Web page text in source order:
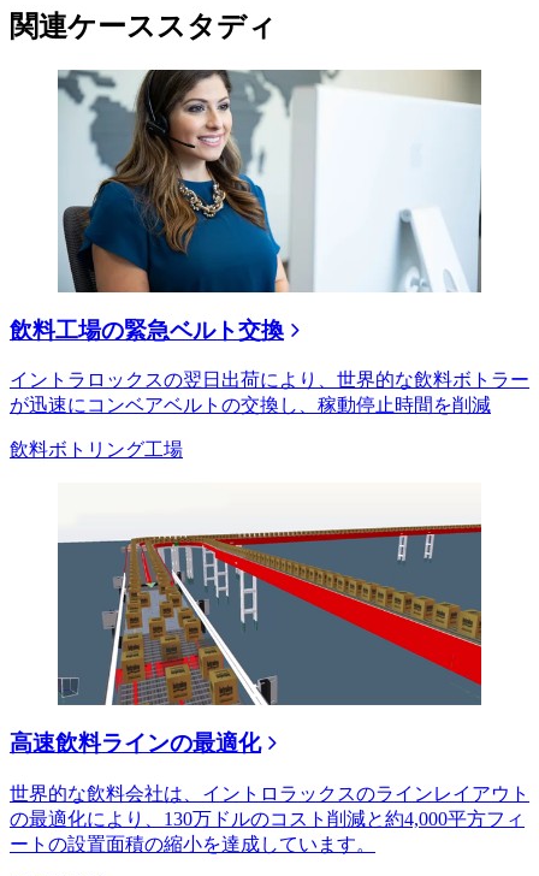
関連ケーススタディ
飲料工場の緊急ベルト交換
イントラロックスの翌日​​出荷により、世界的な飲料ボトラー
が迅速にコンベアベルトの交換し、稼動停止時間を削減
飲料ボトリング工場
高速飲料ラインの最適化
世界的な飲料会社は、イントロラックスのラインレイアウト
の最適化により、130万ドルのコスト削減と約4,000平方フィ
ートの設置面積の縮小を達成しています。